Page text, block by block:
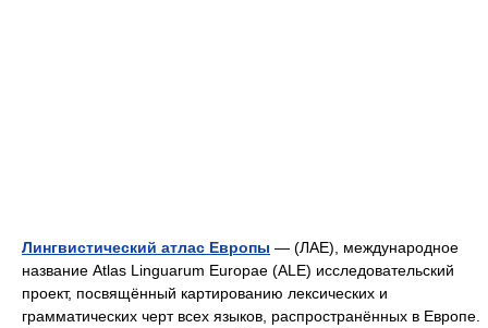
Лингвистический атлас Европы — (ЛАЕ), международное
название Atlas Linguarum Europae (ALE) исследовательский
проект, посвящённый картированию лексических и
грамматических черт всех языков, распространённых в Европе.